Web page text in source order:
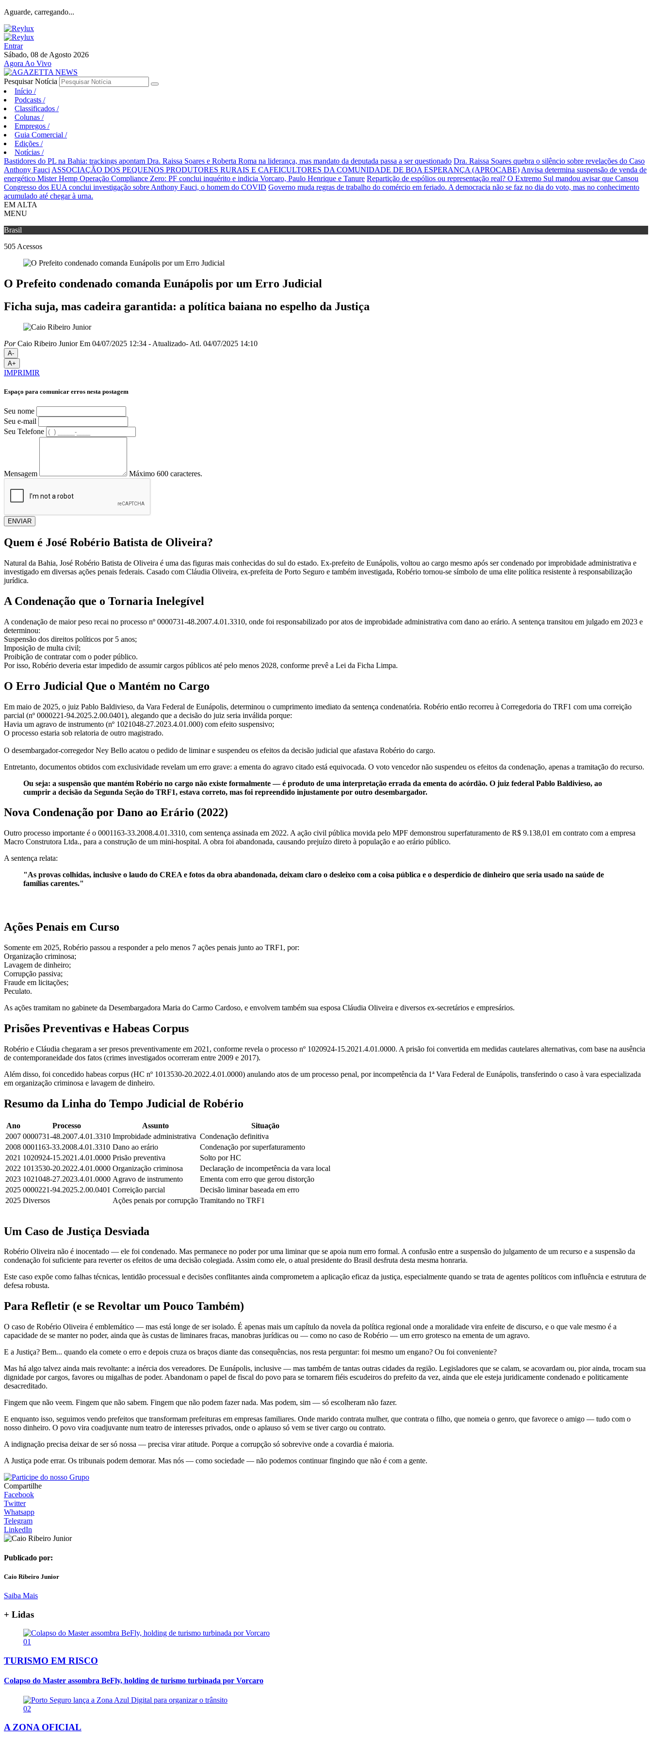
Aguarde, carregando...
Entrar
Sábado, 08 de Agosto 2026
Agora Ao Vivo
Pesquisar Notícia
Início /
Podcasts /
Classificados /
Colunas /
Empregos /
Guia Comercial /
Edições /
Notícias /
Bastidores do PL na Bahia: trackings apontam Dra. Raissa Soares e Roberta Roma na liderança, mas mandato da deputada passa a ser questionado Dra. Raissa Soares quebra o silêncio sobre revelações do Caso
Anthony Fauci ASSOCIAÇÃO DOS PEQUENOS PRODUTORES RURAIS E CAFEICULTORES DA COMUNIDADE DE BOA ESPERANÇA (APROCABE) Anvisa determina suspensão de venda de
energético Mister Hemp Operação Compliance Zero: PF conclui inquérito e indicia Vorcaro, Paulo Henrique e Tanure Repartição de espólios ou representação real? O Extremo Sul mandou avisar que Cansou
Congresso dos EUA conclui investigação sobre Anthony Fauci, o homem do COVID Governo muda regras de trabalho do comércio em feriado. A democracia não se faz no dia do voto, mas no conhecimento
acumulado até chegar à urna.
EM ALTA
MENU
Brasil
505 Acessos
O Prefeito condenado comanda Eunápolis por um Erro Judicial
Ficha suja, mas cadeira garantida: a política baiana no espelho da Justiça
PorCaio Ribeiro Junior Em 04/07/2025 12:34 - Atualizado- Atl. 04/07/2025 14:10
A-
A+
IMPRIMIR
Espaço para comunicar erros nesta postagem
Seu nome
Seu e-mail
Seu Telefone
Mensagem Máximo 600 caracteres.
ENVIAR
Quem é José Robério Batista de Oliveira?
Natural da Bahia, José Robério Batista de Oliveira é uma das figuras mais conhecidas do sul do estado. Ex-prefeito de Eunápolis, voltou ao cargo mesmo após ser condenado por improbidade administrativa e
investigado em diversas ações penais federais. Casado com Cláudia Oliveira, ex-prefeita de Porto Seguro e também investigada, Robério tornou-se símbolo de uma elite política resistente à responsabilização
jurídica.
A Condenação que o Tornaria Inelegível
A condenação de maior peso recai no processo nº 0000731-48.2007.4.01.3310, onde foi responsabilizado por atos de improbidade administrativa com dano ao erário. A sentença transitou em julgado em 2023 e
determinou:
Suspensão dos direitos políticos por 5 anos;
Imposição de multa civil;
Proibição de contratar com o poder público.
Por isso, Robério deveria estar impedido de assumir cargos públicos até pelo menos 2028, conforme prevê a Lei da Ficha Limpa.
O Erro Judicial Que o Mantém no Cargo
Em maio de 2025, o juiz Pablo Baldivieso, da Vara Federal de Eunápolis, determinou o cumprimento imediato da sentença condenatória. Robério então recorreu à Corregedoria do TRF1 com uma correição
parcial (nº 0000221-94.2025.2.00.0401), alegando que a decisão do juiz seria inválida porque:
Havia um agravo de instrumento (nº 1021048-27.2023.4.01.000) com efeito suspensivo;
O processo estaria sob relatoria de outro magistrado.
O desembargador-corregedor Ney Bello acatou o pedido de liminar e suspendeu os efeitos da decisão judicial que afastava Robério do cargo.
Entretanto, documentos obtidos com exclusividade revelam um erro grave: a ementa do agravo citado está equivocada. O voto vencedor não suspendeu os efeitos da condenação, apenas a tramitação do recurso.
Ou seja: a suspensão que mantém Robério no cargo não existe formalmente — é produto de uma interpretação errada da ementa do acórdão. O juiz federal Pablo Baldivieso, ao
cumprir a decisão da Segunda Seção do TRF1, estava correto, mas foi repreendido injustamente por outro desembargador.
Nova Condenação por Dano ao Erário (2022)
Outro processo importante é o 0001163-33.2008.4.01.3310, com sentença assinada em 2022. A ação civil pública movida pelo MPF demonstrou superfaturamento de R$ 9.138,01 em contrato com a empresa
Macro Construtora Ltda., para a construção de um mini-hospital. A obra foi abandonada, causando prejuízo direto à população e ao erário público.
A sentença relata:
"As provas colhidas, inclusive o laudo do CREA e fotos da obra abandonada, deixam claro o desleixo com a coisa pública e o desperdício de dinheiro que seria usado na saúde de
famílias carentes."
Ações Penais em Curso
Somente em 2025, Robério passou a responder a pelo menos 7 ações penais junto ao TRF1, por:
Organização criminosa;
Lavagem de dinheiro;
Corrupção passiva;
Fraude em licitações;
Peculato.
As ações tramitam no gabinete da Desembargadora Maria do Carmo Cardoso, e envolvem também sua esposa Cláudia Oliveira e diversos ex-secretários e empresários.
Prisões Preventivas e Habeas Corpus
Robério e Cláudia chegaram a ser presos preventivamente em 2021, conforme revela o processo nº 1020924-15.2021.4.01.0000. A prisão foi convertida em medidas cautelares alternativas, com base na ausência
de contemporaneidade dos fatos (crimes investigados ocorreram entre 2009 e 2017).
Além disso, foi concedido habeas corpus (HC nº 1013530-20.2022.4.01.0000) anulando atos de um processo penal, por incompetência da 1ª Vara Federal de Eunápolis, transferindo o caso à vara especializada
em organização criminosa e lavagem de dinheiro.
Resumo da Linha do Tempo Judicial de Robério
Ano Processo Assunto
Situação
2007 0000731-48.2007.4.01.3310 Improbidade administrativa Condenação definitiva
2008 0001163-33.2008.4.01.3310 Dano ao erário
Condenação por superfaturamento
2021 1020924-15.2021.4.01.0000 Prisão preventiva
Solto por HC
2022 1013530-20.2022.4.01.0000 Organização criminosa
Declaração de incompetência da vara local
2023 1021048-27.2023.4.01.0000 Agravo de instrumento
Ementa com erro que gerou distorção
2025 0000221-94.2025.2.00.0401 Correição parcial
Decisão liminar baseada em erro
2025 Diversos Ações penais por corrupção Tramitando no TRF1
Um Caso de Justiça Desviada
Robério Oliveira não é inocentado — ele foi condenado. Mas permanece no poder por uma liminar que se apoia num erro formal. A confusão entre a suspensão do julgamento de um recurso e a suspensão da
condenação foi suficiente para reverter os efeitos de uma decisão colegiada. Assim como ele, o atual presidente do Brasil desfruta desta mesma honraria.
Este caso expõe como falhas técnicas, lentidão processual e decisões conflitantes ainda comprometem a aplicação eficaz da justiça, especialmente quando se trata de agentes políticos com influência e estrutura de
defesa robusta.
Para Refletir (e se Revoltar um Pouco Também)
O caso de Robério Oliveira é emblemático — mas está longe de ser isolado. É apenas mais um capítulo da novela da política regional onde a moralidade vira enfeite de discurso, e o que vale mesmo é a
capacidade de se manter no poder, ainda que às custas de liminares fracas, manobras jurídicas ou — como no caso de Robério — um erro grotesco na ementa de um agravo.
E a Justiça? Bem... quando ela comete o erro e depois cruza os braços diante das consequências, nos resta perguntar: foi mesmo um engano? Ou foi conveniente?
Mas há algo talvez ainda mais revoltante: a inércia dos vereadores. De Eunápolis, inclusive — mas também de tantas outras cidades da região. Legisladores que se calam, se acovardam ou, pior ainda, trocam sua
dignidade por cargos, favores ou migalhas de poder. Abandonam o papel de fiscal do povo para se tornarem fiéis escudeiros do prefeito da vez, ainda que ele esteja juridicamente condenado e politicamente
desacreditado.
Fingem que não veem. Fingem que não sabem. Fingem que não podem fazer nada. Mas podem, sim — só escolheram não fazer.
E enquanto isso, seguimos vendo prefeitos que transformam prefeituras em empresas familiares. Onde marido contrata mulher, que contrata o filho, que nomeia o genro, que favorece o amigo — tudo com o
nosso dinheiro. O povo vira coadjuvante num teatro de interesses privados, onde o aplauso só vem se tiver cargo ou contrato.
A indignação precisa deixar de ser só nossa — precisa virar atitude. Porque a corrupção só sobrevive onde a covardia é maioria.
A Justiça pode errar. Os tribunais podem demorar. Mas nós — como sociedade — não podemos continuar fingindo que não é com a gente.
Compartilhe
Facebook
Twitter
Whatsapp
Telegram
LinkedIn
Publicado por:
Caio Ribeiro Junior
Saiba Mais
+ Lidas
01
TURISMO EM RISCO
Colapso do Master assombra BeFly, holding de turismo turbinada por Vorcaro
02
A ZONA OFICIAL